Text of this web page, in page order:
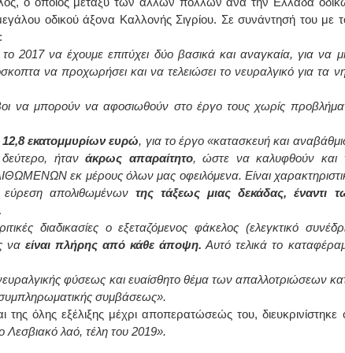
οδικού άξονα Καλλονής Σιγρίου. Σε συνάντησή του με
2017 να έχουμε επιτύχει δύο βασικά και αναγκαία, για να
να προχωρήσει και να τελειώσει το νευραλγικό για τα
να μπορούν να αφοσιωθούν στο έργο τους χωρίς
εκατομμυρίων ευρώ, για το έργο «κατασκευή και
δεύτερο, ήτανάκρως απαραίτητο, ώστε να καλυφθούν και
εκ μέρους όλων μας οφειλόμενα. Είναι
εύρεση απολιθωμένωντης τάξεως μιας δεκάδας, έναντι
διαδικασίες ο εξεταζόμενος φάκελος (ελεγκτικό
να είναι πλήρης από κάθε άποψη. Αυτό τελικά το
φύσεως και ευαίσθητο θέμα των απαλλοτριώσεων
συμβάσεως».
όλης εξέλιξης μέχρι αποπερατώσεώς του, διευκρινίστηκε
Λεσβιακό λαό, τέλη του 2019».
ΧΕΙΡΟΥΡΓΟΣ
ΟΦΘΑΛΜΙΑΤΡΟΣ
Καλλιπόλεως 3,Νέα Σμύρνη,
τηλ:210-9320215
2251038065
Χειρουργός Ωτορινολαρυγγολόγος
Έλενα Μπούμπα
Διδ.Παν.Αθηνών
Διπλωματούχος Ευρ.Ακαδημίας
Πάρνηθας 95-97 Αχαρναί
2102467085 & 6938502258